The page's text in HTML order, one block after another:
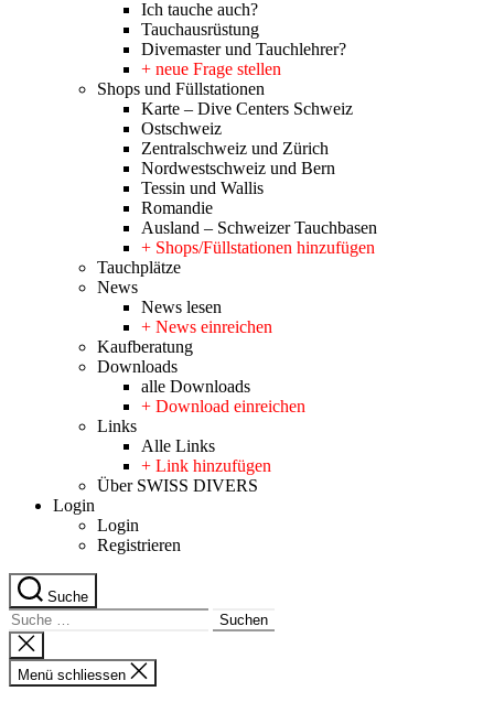
Ich tauche auch?
Tauchausrüstung
Divemaster und Tauchlehrer?
+ neue Frage stellen
Shops und Füllstationen
Karte – Dive Centers Schweiz
Ostschweiz
Zentralschweiz und Zürich
Nordwestschweiz und Bern
Tessin und Wallis
Romandie
Ausland – Schweizer Tauchbasen
+ Shops/Füllstationen hinzufügen
Tauchplätze
News
News lesen
+ News einreichen
Kaufberatung
Downloads
alle Downloads
+ Download einreichen
Links
Alle Links
+ Link hinzufügen
Über SWISS DIVERS
Login
Login
Registrieren
Suche
Suche
nach:
Suche
schliessen
Menü schliessen